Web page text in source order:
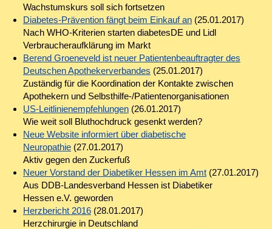
Wachstumskurs soll sich fortsetzen
Diabetes-Prävention fängt beim Einkauf an(25.01.2017)
Nach WHO-Kriterien starten diabetesDE und Lidl
Verbraucheraufklärung im Markt
Berend Groeneveld ist neuer Patientenbeauftragter des
Deutschen Apothekerverbandes (25.01.2017)
Zuständig für die Koordination der Kontakte zwischen
Apothekern und Selbsthilfe-/Patientenorganisationen
US-Leitlinienempfehlungen(26.01.2017)
Wie weit soll Bluthochdruck gesenkt werden?
Neue Website informiert über diabetische
Neuropathie(27.01.2017)
Aktiv gegen den Zuckerfuß
Neuer Vorstand der Diabetiker Hessen im Amt(27.01.2017)
Aus DDB-Landesverband Hessen ist Diabetiker
Hessen e.V. geworden
Herzbericht 2016(28.01.2017)
Herzchirurgie in Deutschland